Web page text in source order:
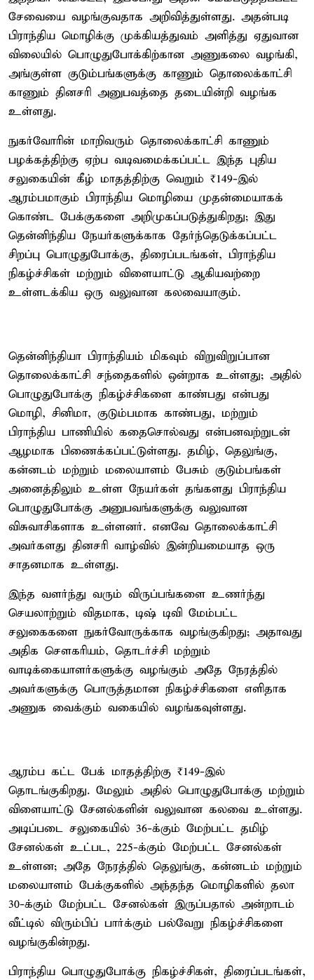
சேவையை வழங்குவதாக அறிவித்துள்ளது. அதன்படி
பிராந்திய மொழிக்கு முக்கியத்துவம் அளித்து ஏதுவான
விலையில் பொழுதுபோக்கிற்கான அணுகலை வழங்கி,
அங்குள்ள குடும்பங்களுக்கு காணும் தொலைக்காட்சி
காணும் தினசரி அனுபவத்தை தடையின்றி வழங்க
உள்ளது.
நுகர்வோரின் மாறிவரும் தொலைக்காட்சி காணும்
பழக்கத்திற்கு ஏற்ப வடிவமைக்கப்பட்ட இந்த புதிய
சலுகையின் கீழ் மாதத்திற்கு வெறும் ₹149-இல்
ஆரம்பமாகும் பிராந்திய மொழியை முதன்மையாகக்
கொண்ட பேக்குகளை அறிமுகப்படுத்துகிறது; இது
தென்னிந்திய நேயர்களுக்காக தேர்ந்தெடுக்கப்பட்ட
சிறப்பு பொழுதுபோக்கு, திரைப்படங்கள், பிராந்திய
நிகழ்ச்சிகள் மற்றும் விளையாட்டு ஆகியவற்றை
உள்ளடக்கிய ஒரு வலுவான கலவையாகும்.
தென்னிந்தியா பிராந்தியம் மிகவும் விறுவிறுப்பான
தொலைக்காட்சி சந்தைகளில் ஒன்றாக உள்ளது; அதில்
பொழுதுபோக்கு நிகழ்ச்சிகளை காண்பது என்பது
மொழி, சினிமா, குடும்பமாக காண்பது, மற்றும்
பிராந்திய பாணியில் கதைசொல்வது என்பனவற்றுடன்
ஆழமாக பிணைக்கப்பட்டுள்ளது. தமிழ், தெலுங்கு,
கன்னடம் மற்றும் மலையாளம் பேசும் குடும்பங்கள்
அனைத்திலும் உள்ள நேயர்கள் தங்களது பிராந்திய
பொழுதுபோக்கு அனுபவங்களுக்கு வலுவான
விசுவாசிகளாக உள்ளனர். எனவே தொலைக்காட்சி
அவர்களது தினசரி வாழ்வில் இன்றியமையாத ஒரு
சாதனமாக உள்ளது.
இந்த வளர்ந்து வரும் விருப்பங்களை உணர்ந்து
செயலாற்றும் விதமாக, டிஷ் டிவி மேம்பட்ட
சலுகைகளை நுகர்வோருக்காக வழங்குகிறது; அதாவது
அதிக சௌகரியம், தொடர்ச்சி மற்றும்
வாடிக்கையாளர்களுக்கு வழங்கும் அதே நேரத்தில்
அவர்களுக்கு பொருத்தமான நிகழ்ச்சிகளை எளிதாக
அணுக வைக்கும் வகையில் வழங்கவுள்ளது.
ஆரம்ப கட்ட பேக் மாதத்திற்கு ₹149-இல்
தொடங்குகிறது. மேலும் அதில் பொழுதுபோக்கு மற்றும்
விளையாட்டு சேனல்களின் வலுவான கலவை உள்ளது.
அடிப்படை சலுகையில் 36-க்கும் மேற்பட்ட தமிழ்
சேனல்கள் உட்பட, 225-க்கும் மேற்பட்ட சேனல்கள்
உள்ளன; அதே நேரத்தில் தெலுங்கு, கன்னடம் மற்றும்
மலையாளம் பேக்குகளில் அந்தந்த மொழிகளில் தலா
30-க்கும் மேற்பட்ட சேனல்கள் இருப்பதால் அன்றாடம்
வீட்டில் விரும்பிப் பார்க்கும் பல்வேறு நிகழ்ச்சிகளை
வழங்குகின்றது.
பிராந்திய பொழுதுபோக்கு நிகழ்ச்சிகள், திரைப்படங்கள்,